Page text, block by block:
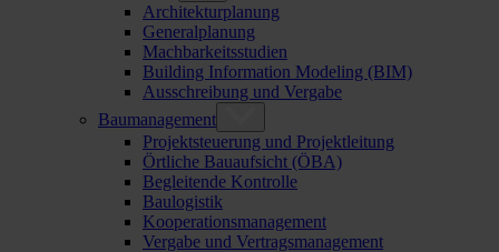
Architekturplanung
Generalplanung
Machbarkeitsstudien
Building Information Modeling (BIM)
Ausschreibung und Vergabe
Baumanagement
Projektsteuerung und Projektleitung
Örtliche Bauaufsicht (ÖBA)
Begleitende Kontrolle
Baulogistik
Kooperationsmanagement
Vergabe und Vertragsmanagement